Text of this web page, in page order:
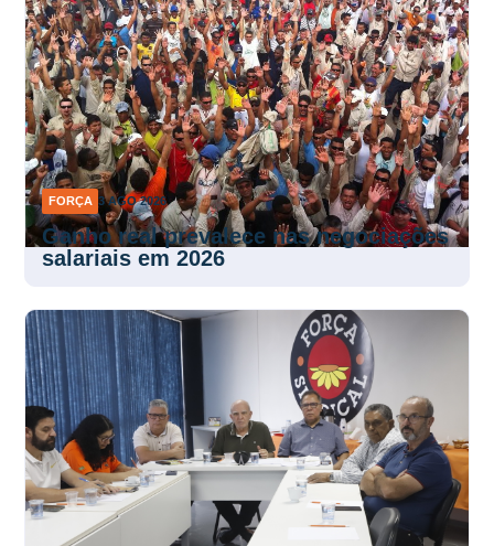
FORÇA 3 AGO 2026
Ganho real prevalece nas negociações
salariais em 2026